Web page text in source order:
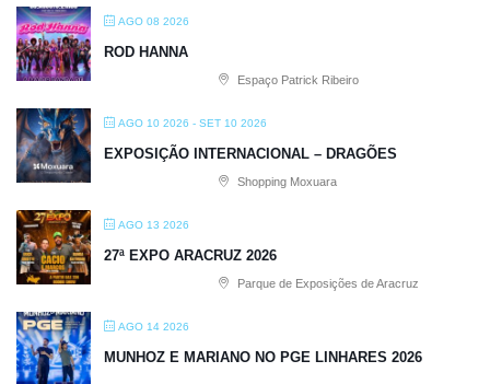
AGO 08 2026
ROD HANNA
Espaço Patrick Ribeiro
AGO 10 2026 - SET 10 2026
EXPOSIÇÃO INTERNACIONAL – DRAGÕES
Shopping Moxuara
AGO 13 2026
27ª EXPO ARACRUZ 2026
Parque de Exposições de Aracruz
AGO 14 2026
MUNHOZ E MARIANO NO PGE LINHARES 2026